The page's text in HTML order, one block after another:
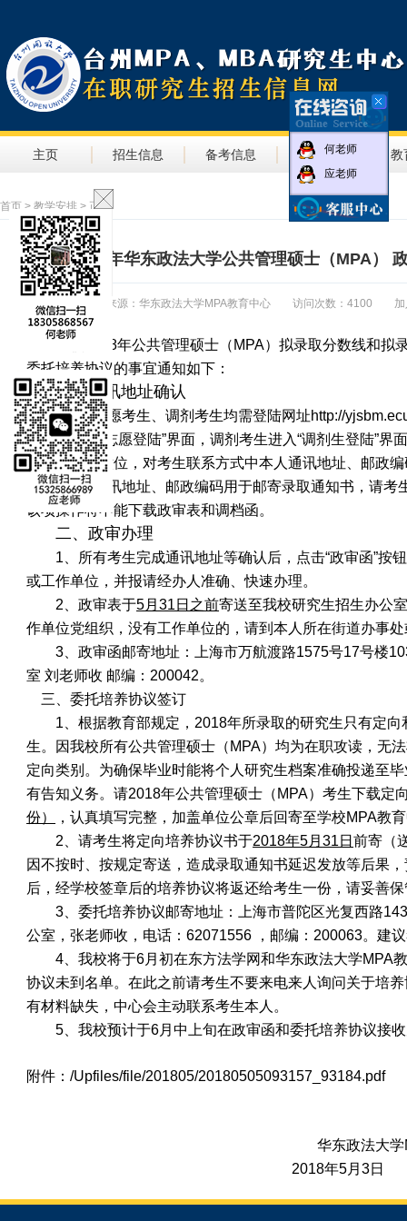
主页 招生信息 备考信息 教学信息 教
首页 > 教学安排 > 正文
关于2018年华东政法大学公共管理硕士（MPA）
来源：华东政法大学MPA教育中心 访问次数：4100 加
我校
2018年公共管理硕士（MPA）拟录取分数线和拟
委托培养协议的事宜通知如下：
一、通讯地址确认
1、一志愿考生、调剂考生均需登陆网址http://
考生进入“一志愿登陆”界面，调剂考生进入“调剂生登陆”
为身份证后六位，对考生联系方式中本人通讯地址、邮政
2、该通讯地址、邮政编码用于邮寄录取通知书，请考
该项操作将不能下载政审表和调档函。
二、政审办理
1、所有考生完成通讯地址等确认后，点击“政审函”按
或工作单位，并报请经办人准确、快速办理。
2、政审表于5月31日之前寄送至我校研究生招生办公
作单位党组织，没有工作单位的，请到本人所在街道办事
3、政审函邮寄地址：上海市万航渡路1575号17号楼
室 刘老师收 邮编：200042。
三、委托培养协议签订
1、根据教育部规定，2018年所录取的研究生只有定
生。因我校所有公共管理硕士（MPA）均为在职攻读，无
定向类别。为确保毕业时能将个人研究生档案准确投递至
有告知义务。请2018年公共管理硕士（MPA）考生下载定
份）
，认真填写完整，加盖单位公章后回寄至学校MPA教
2、请考生将定向培养协议书于2018年5月31 日前寄（
因不按时、按规定寄送，造成录取通知书延迟发放等后果
后，经学校签章后的培养协议将返还给考生一份，请妥善
3、委托培养协议邮寄地址：
上海市普陀区光复西路
公室，张老师收，电话：62071556 ，邮编：200063。建
4、我校将于6月初在东方法学网和华东政法大学MPA
协议未到名单。在此之前请考生不要来电来人询问关于培
有材料缺失，中心会主动联系考生本人。
5 、我校预计于6月中上旬在政审函和委托培养协议接
附件：/Upfiles/file/201805/20180505093157_93184.pdf
华东政法大学
2018年5月3日
何老师
应老师